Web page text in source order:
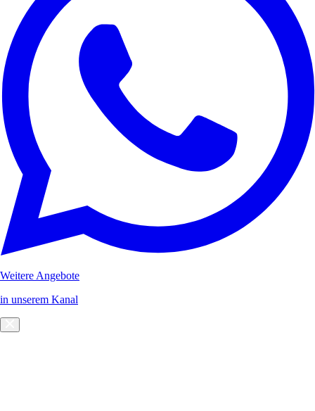
Weitere Angebote
in unserem Kanal